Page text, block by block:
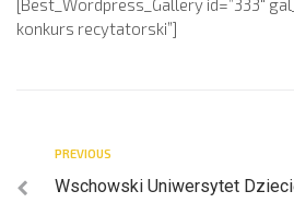
konkurs recytatorski”]
PREVIOUS
Wschowski Uniwersytet